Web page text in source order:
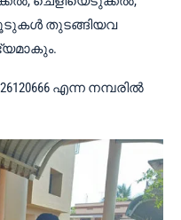
തുടങ്ങിയവ
എന്ന നമ്പരിൽ